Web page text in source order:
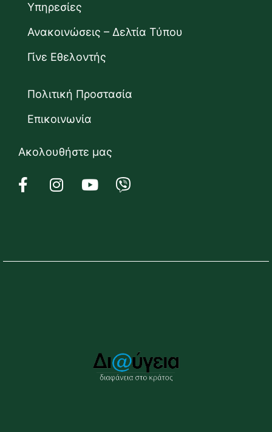
Υπηρεσίες
Ανακοινώσεις – Δελτία Τύπου
Γίνε Εθελοντής
Πολιτική Προστασία
Επικοινωνία
Ακολουθήστε μας